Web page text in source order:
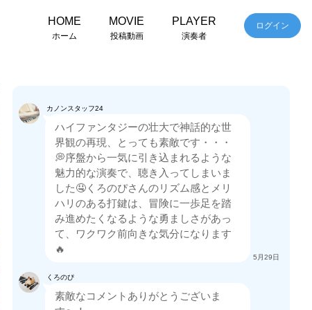
HOME
ホーム
MOVIE
投稿動画
PLAYER
演奏者
ログイン
カノンスタッフ24
ハイファンタジーの壮大で神話的な世
界観の再現、とっても素敵です・・・
💭序盤から一気に引き込まれるような
魅力的な演奏で、聴き入ってしまいま
した🤤くろのぴさんのリズム感とメリ
ハリのある打鍵は、冒険に一歩足を踏
み進めたくなるような勇ましさがあっ
て、ワクワク前向きな気分になります
🔥
5月29日
くろのぴ
素敵なコメントありがとうございま